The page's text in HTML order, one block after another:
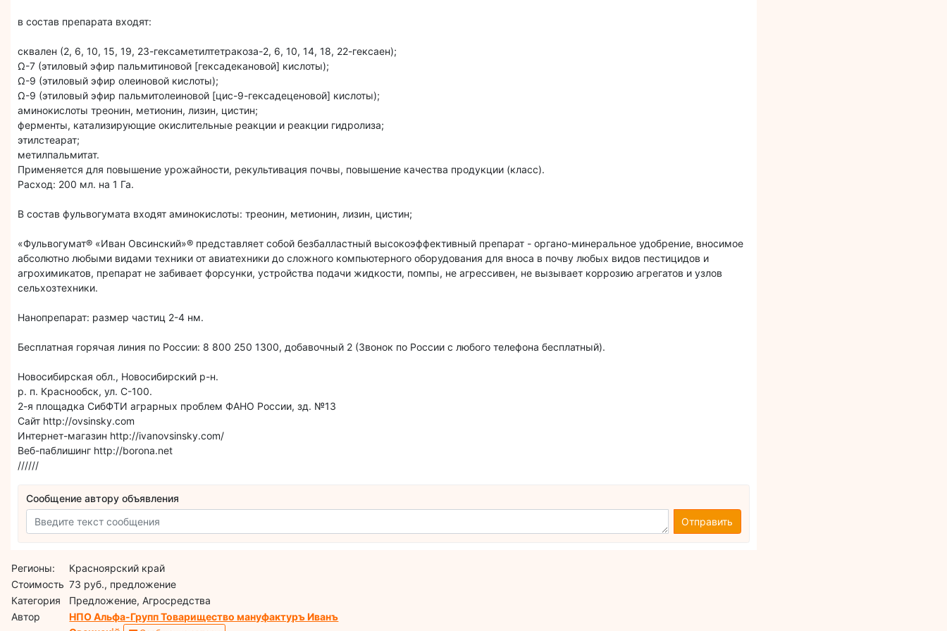
в состав препарата входят:
сквален (2, 6, 10, 15, 19, 23-гексаметилтетракоза-2, 6, 10, 14, 18, 22-гексаен);
Ω-7 (этиловый эфир пальмитиновой [гексадекановой] кислоты);
Ω-9 (этиловый эфир олеиновой кислоты);
Ω-9 (этиловый эфир пальмитолеиновой [цис-9-гексадеценовой] кислоты);
аминокислоты треонин, метионин, лизин, цистин;
ферменты, катализирующие окислительные реакции и реакции гидролиза;
этилстеарат;
метилпальмитат.
Применяется для повышение урожайности, рекультивация почвы, повышение качества продукции (класс).
Расход: 200 мл. на 1 Га.
В состав фульвогумата входят аминокислоты: треонин, метионин, лизин, цистин;
«Фульвогумат® «Иван Овсинский»® представляет собой безбалластный высокоэффективный препарат - органо-минеральное удобрение, вносимое
абсолютно любыми видами техники от авиатехники до сложного компьютерного оборудования для вноса в почву любых видов пестицидов и
агрохимикатов, препарат не забивает форсунки, устройства подачи жидкости, помпы, не агрессивен, не вызывает коррозию агрегатов и узлов
сельхозтехники.
Нанопрепарат: размер частиц 2-4 нм.
Бесплатная горячая линия по России: 8 800 250 1300, добавочный 2 (Звонок по России с любого телефона бесплатный).
Новосибирская обл., Новосибирский р-н.
р. п. Краснообск, ул. С-100.
2-я площадка СибФТИ аграрных проблем ФАНО России, зд. №13
Сайт http://ovsinsky.com
Интернет-магазин http://ivanovsinsky.com/
Веб-паблишинг http://borona.net
//////
Сообщение автору объявления
Отправить
Регионы:
Красноярский край
Стоимость 73 руб., предложение
Категория
Предложение, Агросредства
Автор
НПО Альфа-Групп Товарищество мануфактуръ Иванъ